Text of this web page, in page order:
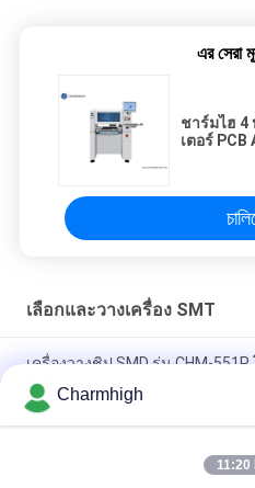
এর সেরা
ชาร์มไฮ 4
เตอร์
เลือกและวางเครื่อง SMT
เครื่องวางชิป SMD รุ่น CHM-
การออกแบบที่แคบ โมดูล TC06 คว
Charmhigh
11:20